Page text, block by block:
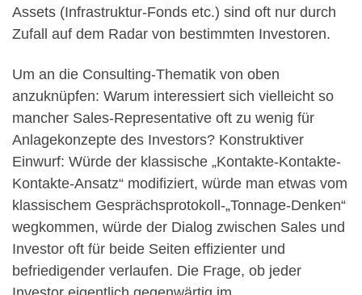
Assets (Infrastruktur-Fonds etc.) sind oft nur durch
Zufall auf dem Radar von bestimmten Investoren.
Um an die Consulting-Thematik von oben
anzuknüpfen: Warum interessiert sich vielleicht so
mancher Sales-Representative oft zu wenig für
Anlagekonzepte des Investors? Konstruktiver
Einwurf: Würde der klassische „Kontakte-Kontakte-
Kontakte-Ansatz“ modifiziert, würde man etwas vom
klassischem Gesprächsprotokoll-„Tonnage-Denken“
wegkommen, würde der Dialog zwischen Sales und
Investor oft für beide Seiten effizienter und
befriedigender verlaufen. Die Frage, ob jeder